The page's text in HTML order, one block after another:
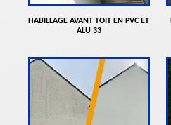
HABILLAGE AVANT TOIT EN PVC ET
ALU 33